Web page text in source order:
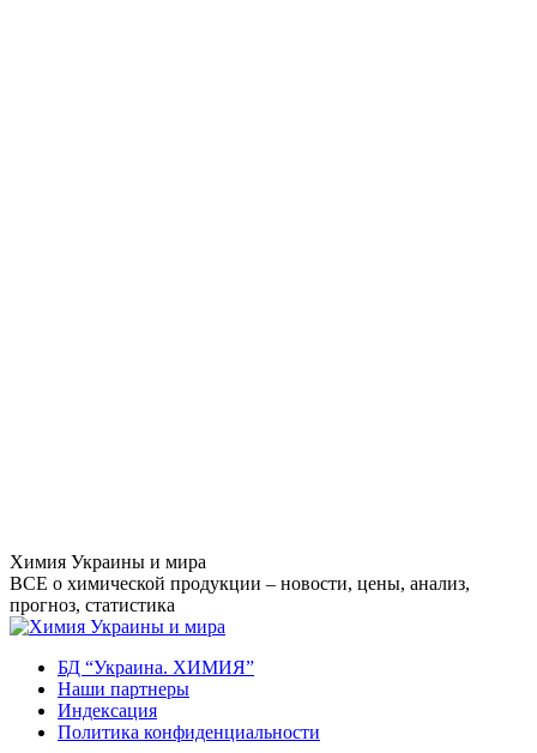
Перейти
к
содержанию
Химия Украины и мира
ВСЕ о химической продукции – новости, цены, анализ,
прогноз, статистика
БД “Украина. ХИМИЯ”
Наши партнеры
Индексация
Политика конфиденциальности